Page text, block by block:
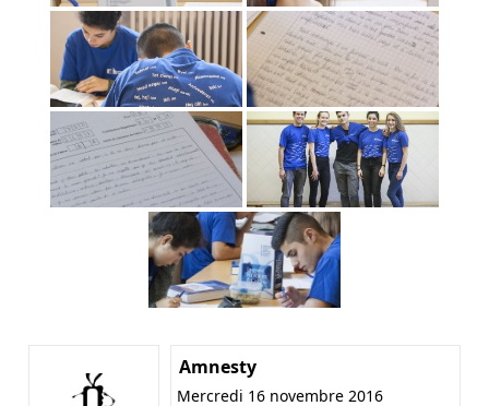
Amnesty
Mercredi 16 novembre 2016